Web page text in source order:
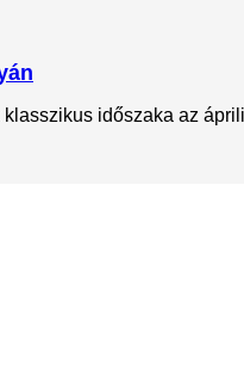
időszaka az